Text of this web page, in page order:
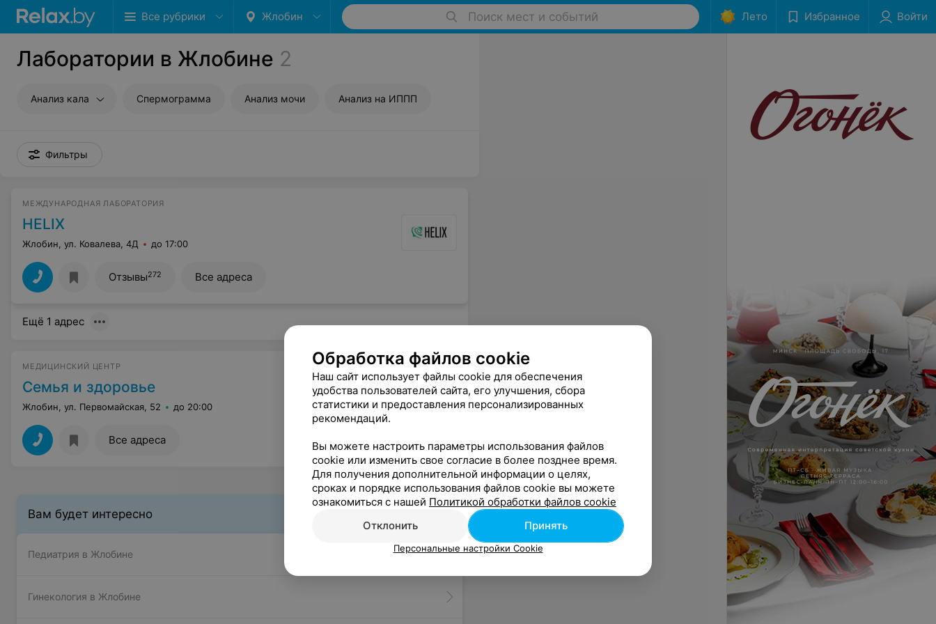
Все рубрики Жлобин Поиск мест и событий Лето Избранное Войти
Лаборатории в Жлобине 2
Анализ кала Спермограмма Анализ мочи Анализ на ИППП
Фильтры
МЕЖДУНАРОДНАЯ ЛАБОРАТОРИЯ
HELIX
Жлобин, ул. Ковалева, 4Д до 17:00
Отзывы272 Все адреса
Ещё 1 адрес
МЕДИЦИНСКИЙ ЦЕНТР
Семья и здоровье
Жлобин, ул. Первомайская, 52 до 20:00
Все адреса
Вам будет интересно
Педиатрия в Жлобине
Гинекология в Жлобине
Обработка файлов cookie
Наш сайт использует файлы cookie для обеспечения
удобства пользователей сайта, его улучшения, сбора
статистики и предоставления персонализированных
рекомендаций.
Вы можете настроить параметры использования файлов
cookie или изменить свое согласие в более позднее время.
Для получения дополнительной информации о целях,
сроках и порядке использования файлов cookie вы можете
ознакомиться с нашей Политикой обработки файлов cookie
Отклонить
Принять
Персональные настройки Cookie